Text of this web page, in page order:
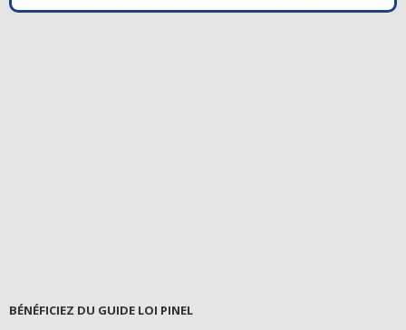
BÉNÉFICIEZ DU GUIDE LOI PINEL